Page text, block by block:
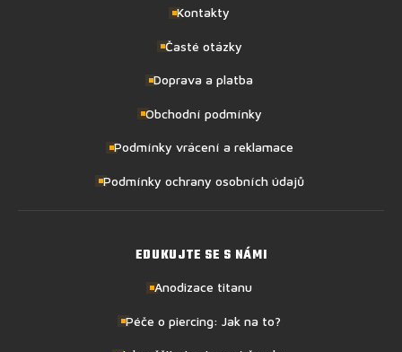
Kontakty
Časté otázky
Doprava a platba
Obchodní podmínky
Podmínky vrácení a reklamace
Podmínky ochrany osobních údajů
EDUKUJTE SE S NÁMI
Anodizace titanu
Péče o piercing: Jak na to?